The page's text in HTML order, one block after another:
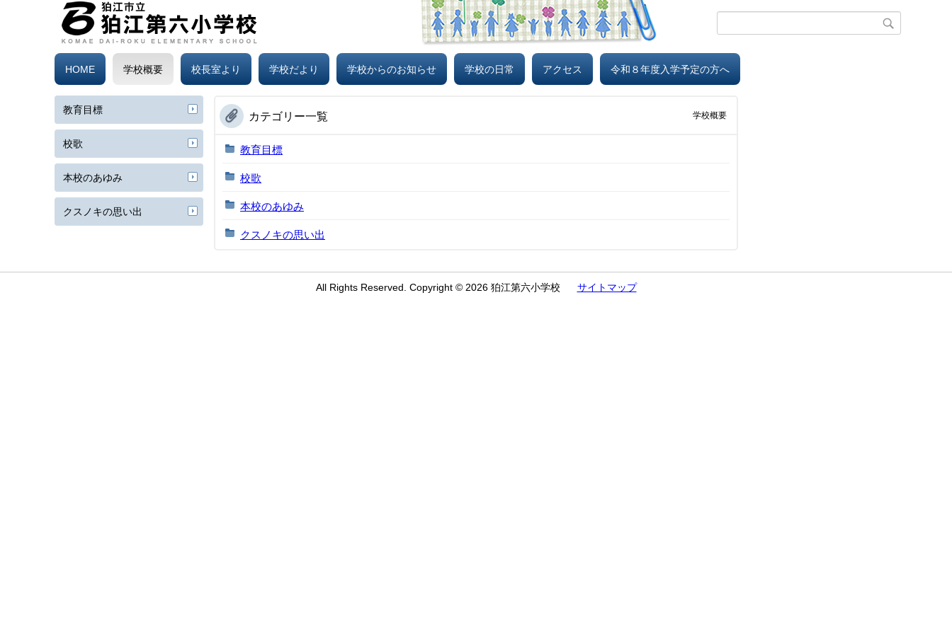
HOME 学校概要 校長室より 学校だより 学校からのお知らせ 学校の日常 アクセス 令和８年度入学予定の方へ
教育目標
校歌
本校のあゆみ
クスノキの思い出
カテゴリー一覧 学校概要
教育目標
校歌
本校のあゆみ
クスノキの思い出
All Rights Reserved. Copyright © 2026 狛江第六小学校 サイトマップ